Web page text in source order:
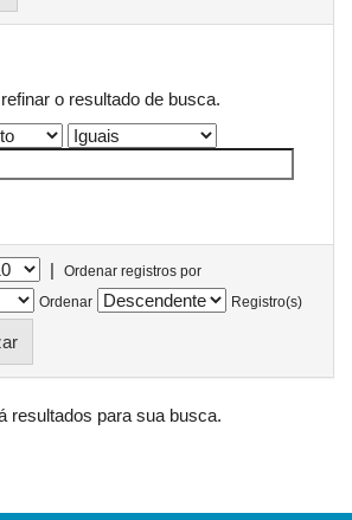
o resultado de busca.
|
Ordenar registros por
Ordenar
Registro(s)
resultados para sua busca.